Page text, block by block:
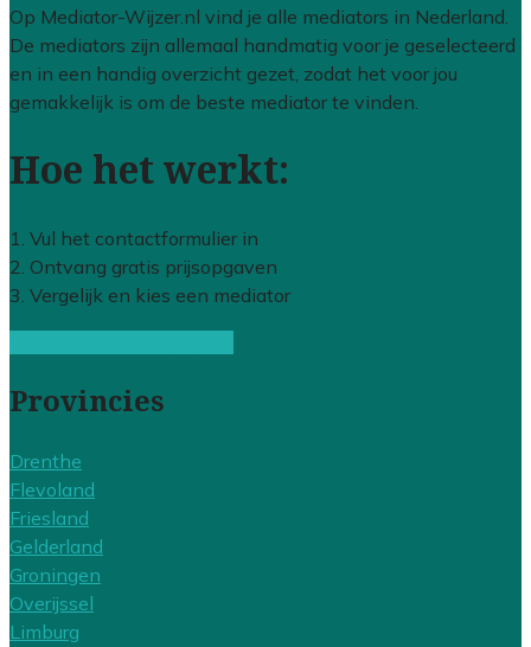
Op Mediator-Wijzer.nl vind je alle mediators in Nederland.
De mediators zijn allemaal handmatig voor je geselecteerd
en in een handig overzicht gezet, zodat het voor jou
gemakkelijk is om de beste mediator te vinden.
Hoe het werkt:
1. Vul het contactformulier in
2. Ontvang gratis prijsopgaven
3. Vergelijk en kies een mediator
Provincies
Drenthe
Flevoland
Friesland
Gelderland
Groningen
Overijssel
Limburg